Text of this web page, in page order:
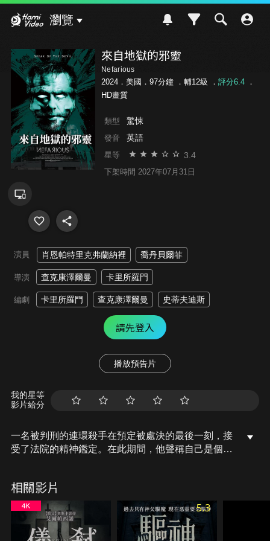
瀏覽
來自地獄的邪靈
Nefarious
2024．美國．97分鐘 ． 輔12級 ． 評分6.4．
HD畫質
類型 驚悚
發音 英語
星等 3.4
下架時間 2027年07月31日
演員 肖恩帕特里克弗蘭納裡 喬丹貝爾菲
導演 查克康澤爾曼 卡里所羅門
編劇 卡里所羅門 查克康澤爾曼 史蒂夫迪斯
請先登入
播放預告片
我的星等
影片給分
一名被判刑的連環殺手在預定被處決的最後一刻，接
受了法院的精神鑑定。在此期間，他聲稱自己是個惡
相關影片
5.3